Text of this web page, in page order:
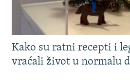
Kako su ratni recepti i
vraćali život u normalu